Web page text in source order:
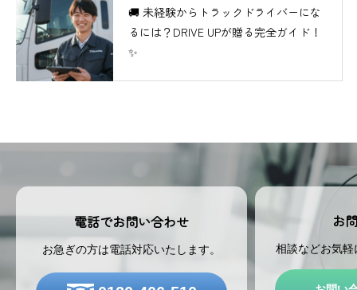
🚚 未経験からトラックドライバーにな
るには？DRIVE UPが贈る完全ガイド！
✨
電話でお問い合わせ
お急ぎの方は電話対応いたします。
お
相談などお気